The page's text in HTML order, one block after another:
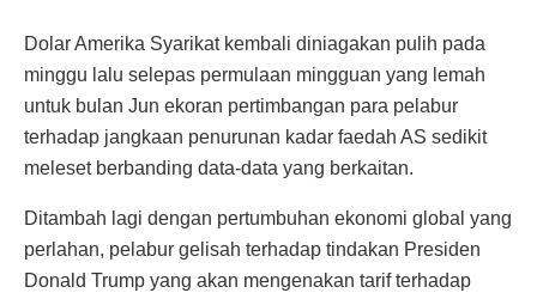
Dolar Amerika Syarikat kembali diniagakan pulih pada
minggu lalu selepas permulaan mingguan yang lemah
untuk bulan Jun ekoran pertimbangan para pelabur
terhadap jangkaan penurunan kadar faedah AS sedikit
meleset berbanding data-data yang berkaitan.
Ditambah lagi dengan pertumbuhan ekonomi global yang
perlahan, pelabur gelisah terhadap tindakan Presiden
Donald Trump yang akan mengenakan tarif terhadap